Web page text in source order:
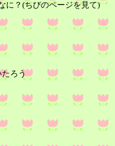
に？(ちびのページを見て)
ろう